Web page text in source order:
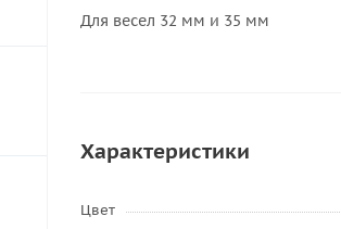
Для весел 32 мм и 35 мм
Характеристики
Цвет